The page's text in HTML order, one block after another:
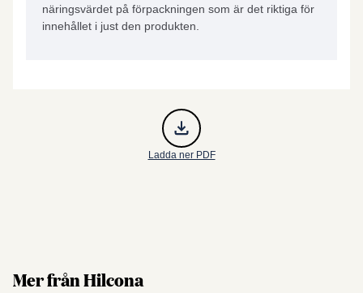
näringsvärdet på förpackningen som är det riktiga för
innehållet i just den produkten.
Ladda ner PDF
Mer från Hilcona